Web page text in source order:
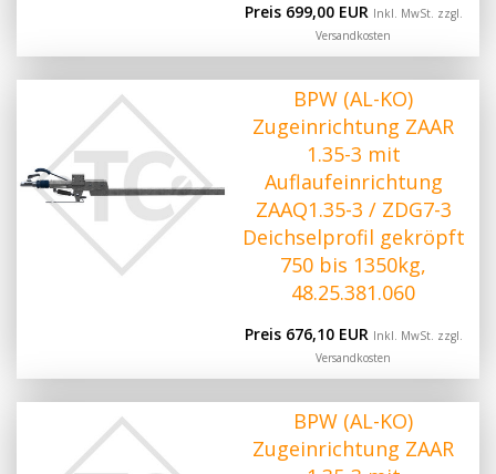
Preis 699,00 EUR Inkl. MwSt. zzgl.
Versandkosten
BPW (AL-KO)
Zugeinrichtung ZAAR
1.35-3 mit
Auflaufeinrichtung
ZAAQ1.35-3 / ZDG7-3
Deichselprofil gekröpft
750 bis 1350kg,
48.25.381.060
Preis 676,10 EUR Inkl. MwSt. zzgl.
Versandkosten
BPW (AL-KO)
Zugeinrichtung ZAAR